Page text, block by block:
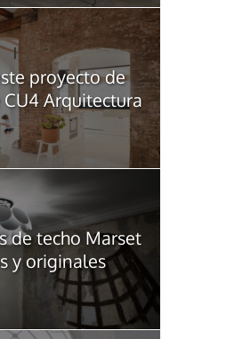
proyecto de
Arquitectura
de techo Marset
y originales